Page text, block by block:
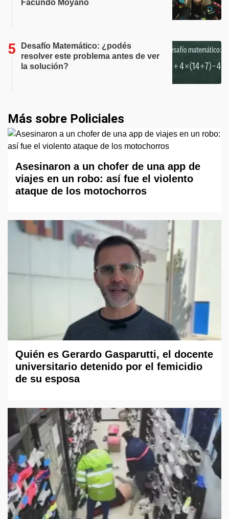
Facundo Moyano
Desafío Matemático: ¿podés
resolver este problema antes de ver
la solución?
Más sobre Policiales
Asesinaron a un chofer de una app de
viajes en un robo: así fue el violento
ataque de los motochorros
Quién es Gerardo Gasparutti, el docente
universitario detenido por el femicidio
de su esposa